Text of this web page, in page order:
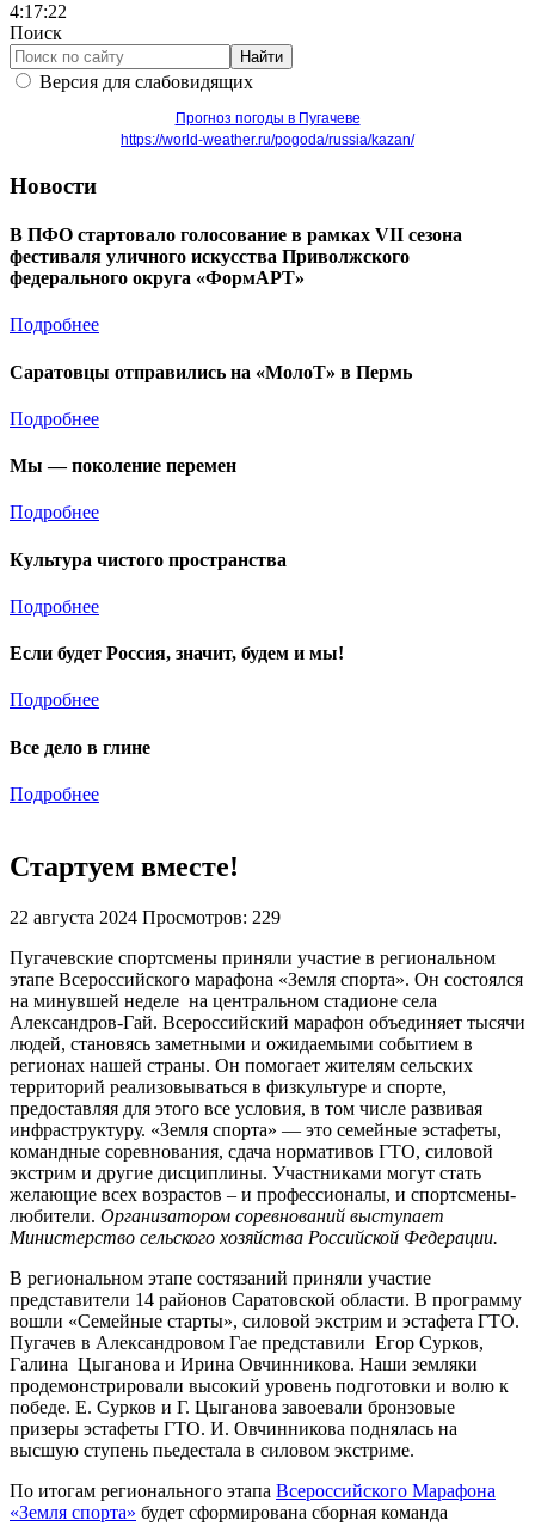
4:17:22
Поиск
Найти
Версия для слабовидящих
Прогноз погоды в Пугачеве
https://world-weather.ru/pogoda/russia/kazan/
Новости
В ПФО стартовало голосование в рамках VII сезона
фестиваля уличного искусства Приволжского
федерального округа «ФормАРТ»
Подробнее
Саратовцы отправились на «МолоТ» в Пермь
Подробнее
Мы — поколение перемен
Подробнее
Культура чистого пространства
Подробнее
Если будет Россия, значит, будем и мы!
Подробнее
Все дело в глине
Подробнее
Стартуем вместе!
22 августа 2024 Просмотров: 229
Пугачевские спортсмены приняли участие в региональном
этапе Всероссийского марафона «Земля спорта». Он состоялся
на минувшей неделе на центральном стадионе села
Александров-Гай. Всероссийский марафон объединяет тысячи
людей, становясь заметными и ожидаемыми событием в
регионах нашей страны. Он помогает жителям сельских
территорий реализовываться в физкультуре и спорте,
предоставляя для этого все условия, в том числе развивая
инфраструктуру. «Земля спорта» — это семейные эстафеты,
командные соревнования, сдача нормативов ГТО, силовой
экстрим и другие дисциплины. Участниками могут стать
желающие всех возрастов – и профессионалы, и спортсмены-
любители. Организатором соревнований выступает
Министерство сельского хозяйства Российской Федерации.
В региональном этапе состязаний приняли участие
представители 14 районов Саратовской области. В программу
вошли «Семейные старты», силовой экстрим и эстафета ГТО.
Пугачев в Александровом Гае представили Егор Сурков,
Галина Цыганова и Ирина Овчинникова. Наши земляки
продемонстрировали высокий уровень подготовки и волю к
победе. Е. Сурков и Г. Цыганова завоевали бронзовые
призеры эстафеты ГТО. И. Овчинникова поднялась на
высшую ступень пьедестала в силовом экстриме.
По итогам регионального этапа Всероссийского Марафона
«Земля спорта» будет сформирована сборная команда